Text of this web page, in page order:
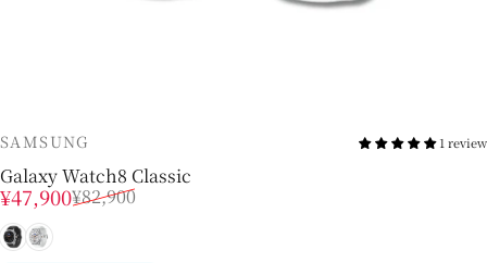
販売業者
SAMSUNG 1 review
Galaxy Watch8 Classic
販売価格
¥47,900
通常価格¥82,900
ブラック
ホワイト